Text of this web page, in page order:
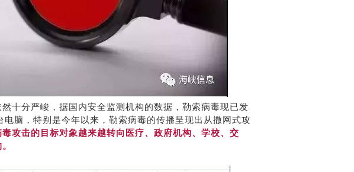
十分严峻，据国内安全监测机构的数据，勒索病毒现已发
脑，特别是今年以来，勒索病毒的传播呈现出从撒网式攻
毒攻击的目标对象越来越转向医疗、政府机构、学校、交